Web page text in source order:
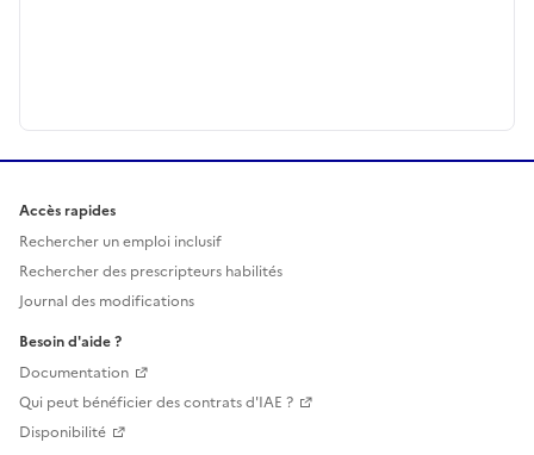
Accès rapides
Rechercher un emploi inclusif
Rechercher des prescripteurs habilités
Journal des modifications
Besoin d'aide ?
Documentation
Qui peut bénéficier des contrats d'IAE ?
Disponibilité